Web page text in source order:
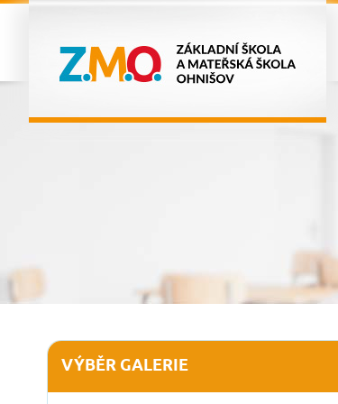
VÝBĚR GALERIE